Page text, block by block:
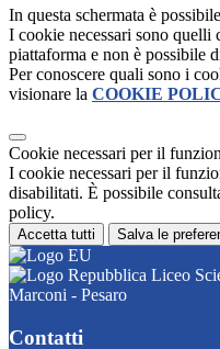
In questa schermata è
I cookie necessari sono quelli
piattaforma e non è possibile
Per conoscere quali sono i
visionare la COOKIE
Cookie necessari per il
I cookie necessari per il
disabilitati. È possibile
policy.
Accetta tutti Salva le
Liceo
Marconi - Pesaro
Contatti